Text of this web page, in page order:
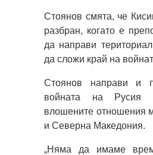
Стоянов смята, че
разбран, когато е
да направи
да сложи край на
Стоянов направи и
войната на Русия
влошените отношения
и Северна Македония.
„Няма да имаме